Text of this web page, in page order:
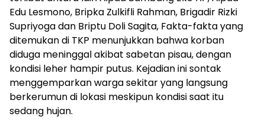
Edu Lesmono, Bripka Zulkifli Rahman, Brigadir Rizki
Supriyoga dan Briptu Doli Sagita, Fakta-fakta yang
ditemukan di TKP menunjukkan bahwa korban
diduga meninggal akibat sabetan pisau, dengan
kondisi leher hampir putus. Kejadian ini sontak
menggemparkan warga sekitar yang langsung
berkerumun di lokasi meskipun kondisi saat itu
sedang hujan.